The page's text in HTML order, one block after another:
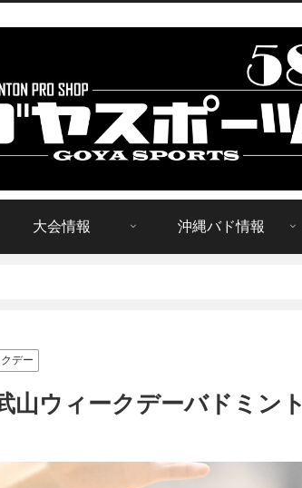
大会情報 沖縄バド情報
デー
山ウィークデーバドミント